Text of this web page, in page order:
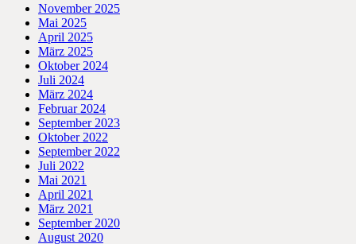
November 2025
Mai 2025
April 2025
März 2025
Oktober 2024
Juli 2024
März 2024
Februar 2024
September 2023
Oktober 2022
September 2022
Juli 2022
Mai 2021
April 2021
März 2021
September 2020
August 2020